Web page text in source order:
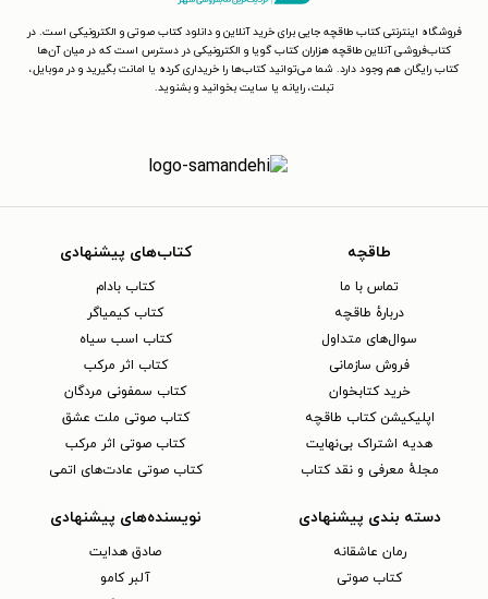
فروشگاه اینترنتی کتاب طاقچه جایی برای خرید آنلاین و دانلود کتاب صوتی و الکترونیکی است. در
کتاب‌فروشی آنلاین طاقچه هزاران کتاب گویا و الکترونیکی در دسترس است که در میان آن‌ها
کتاب رایگان هم وجود دارد. شما می‌توانید کتاب‌ها را خریداری کرده یا امانت بگیرید و در موبایل،
تبلت، رایانه یا سایت بخوانید و بشنوید.
طاقچه
تماس با ما
دربارهٔ طاقچه
سوال‌های متداول
فروش سازمانی
خرید کتابخوان
اپلیکیشن کتاب طاقچه
هدیه اشتراک بی‌نهایت
مجلهٔ معرفی و نقد کتاب
کتاب‌های پیشنهادی
کتاب بادام
کتاب کیمیاگر
کتاب اسب سیاه
کتاب اثر مرکب
کتاب سمفونی مردگان
کتاب صوتی ملت عشق
کتاب صوتی اثر مرکب
کتاب صوتی عادت‌های اتمی
دسته بندی پیشنهادی
رمان عاشقانه
کتاب‌ صوتی
نویسنده‌های پیشنهادی
صادق هدایت
آلبر کامو